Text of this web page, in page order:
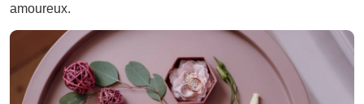
amoureux.